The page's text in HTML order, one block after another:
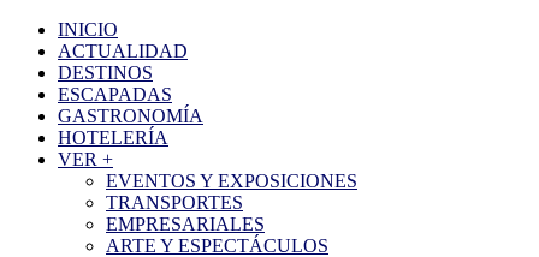
INICIO
ACTUALIDAD
DESTINOS
ESCAPADAS
GASTRONOMÍA
HOTELERÍA
VER +
EVENTOS Y EXPOSICIONES
TRANSPORTES
EMPRESARIALES
ARTE Y ESPECTÁCULOS